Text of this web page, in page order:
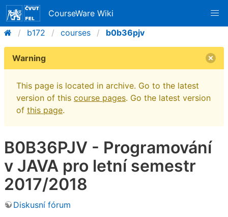
CourseWare Wiki
b172
courses b0b36pjv
Warning
This page is located in archive. Go to the latest
version of this course pages. Go the latest version
of this page.
B0B36PJV - Programování
v JAVA pro letní semestr
2017/2018
Diskusní fórum